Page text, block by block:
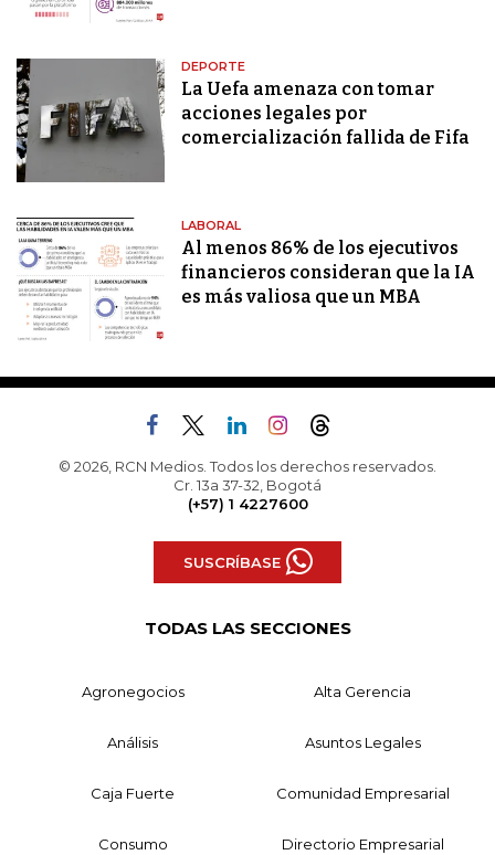
DEPORTE
La Uefa amenaza con tomar
acciones legales por
comercialización fallida de Fifa
LABORAL
Al menos 86% de los ejecutivos
financieros consideran que la IA
es más valiosa que un MBA
© 2026, RCN Medios. Todos los derechos reservados.
Cr. 13a 37-32, Bogotá
(+57) 1 4227600
SUSCRÍBASE
TODAS LAS SECCIONES
Agronegocios Alta Gerencia
Análisis Asuntos Legales
Caja Fuerte Comunidad Empresarial
Consumo Directorio Empresarial